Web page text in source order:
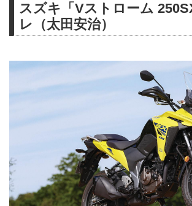
スズキ「Vストローム
レ（太田安治）